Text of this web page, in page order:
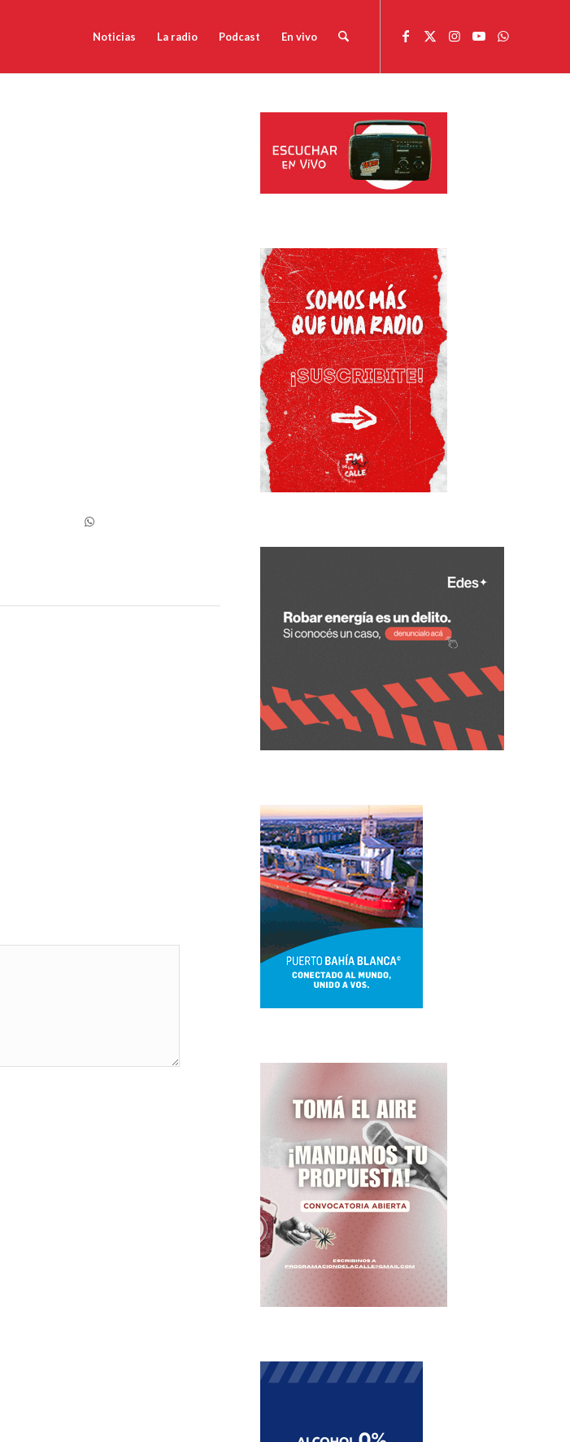
Noticias La radio Podcast En vivo